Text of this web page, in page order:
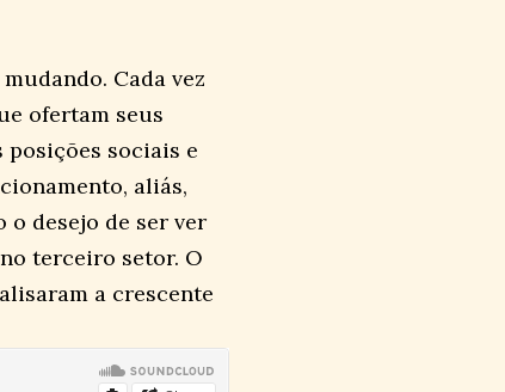
Cada vez
ofertam seus
sociais e
aliás,
o desejo de ser ver
terceiro setor. O
a crescente